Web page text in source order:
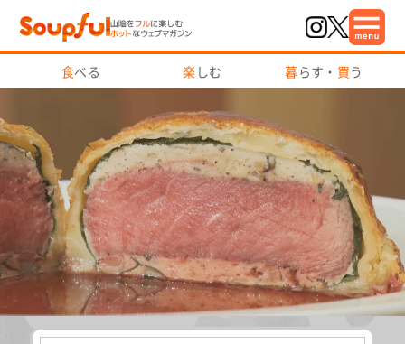
食べる 楽 しむ 暮らす・ 買う